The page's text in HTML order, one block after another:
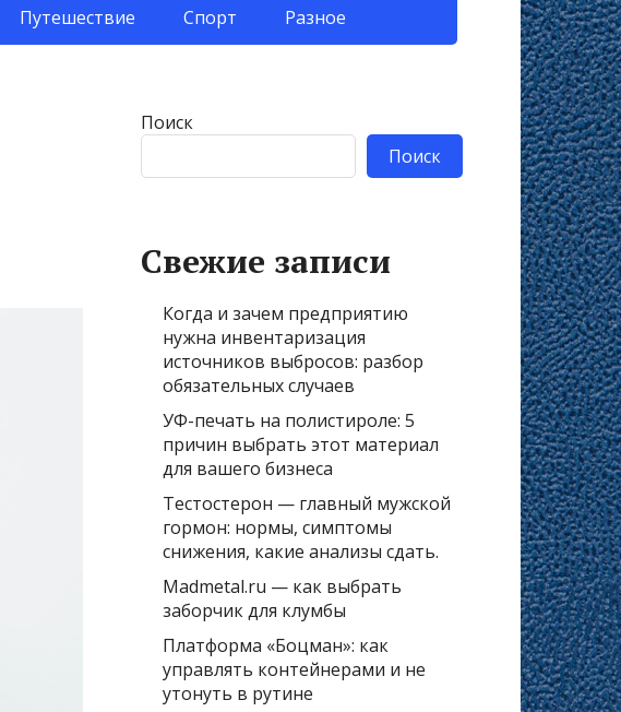
Путешествие Спорт Разное
Поиск
Поиск
Свежие записи
Когда и зачем предприятию
нужна инвентаризация
источников выбросов: разбор
обязательных случаев
УФ-печать на полистироле: 5
причин выбрать этот материал
для вашего бизнеса
Тестостерон — главный мужской
гормон: нормы, симптомы
снижения, какие анализы сдать.
Madmetal.ru — как выбрать
заборчик для клумбы
Платформа «Боцман»: как
управлять контейнерами и не
утонуть в рутине